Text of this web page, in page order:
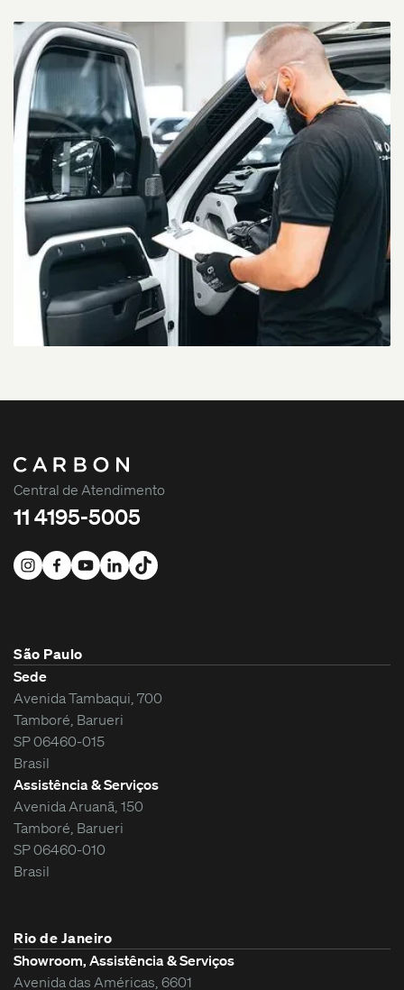
Central de Atendimento
11 4195-5005
São Paulo
Sede
Avenida Tambaqui, 700
Tamboré, Barueri
SP 06460-015
Brasil
Assistência & Serviços
Avenida Aruanã, 150
Tamboré, Barueri
SP 06460-010
Brasil
Rio de Janeiro
Showroom, Assistência & Serviços
Avenida das Américas, 6601